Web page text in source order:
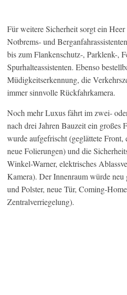
Für weitere Sicherheit sorgt ein
Notbrems- und
bis zum Flankenschutz-, Parklenk-,
Spurhalteassistenten. Ebenso
Müdigkeitserkennung, die
immer sinnvolle Rückfahrkamera.
Noch mehr Luxus fährt im zwei-
nach drei Jahren Bauzeit ein großes
wurde aufgefrischt (geglättete Front,
neue Folierungen) und die
Winkel-Warner, elektrisches
Kamera). Der Innenraum würde neu
und Polster, neue Tür, Coming-
Zentralverriegelung).